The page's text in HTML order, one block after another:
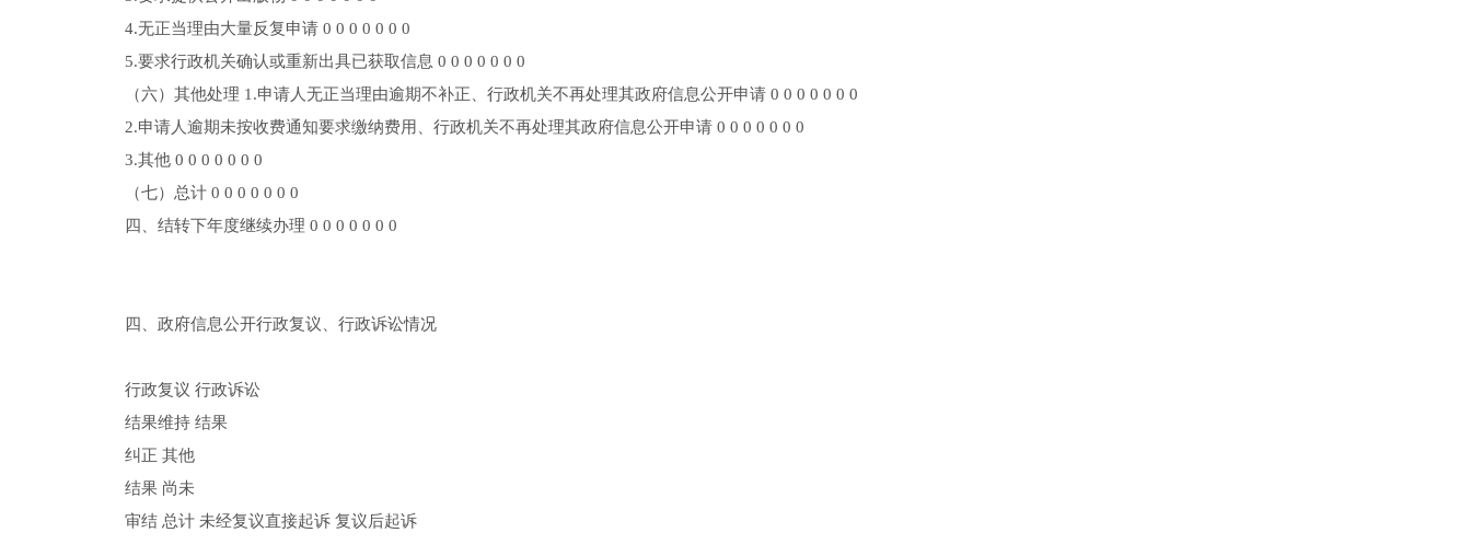
4.无正当理由大量反复申请 0 0 0 0 0 0 0
5.要求行政机关确认或重新出具已获取信息 0 0 0 0 0 0 0
（六）其他处理 1.申请人无正当理由逾期不补正、行政机关不再处理其政府信息公开申请 0 0 0 0 0 0 0
2.申请人逾期未按收费通知要求缴纳费用、行政机关不再处理其政府信息公开申请 0 0 0 0 0 0 0
3.其他 0 0 0 0 0 0 0
（七）总计 0 0 0 0 0 0 0
四、结转下年度继续办理 0 0 0 0 0 0 0
四、政府信息公开行政复议、行政诉讼情况
行政复议 行政诉讼
结果维持 结果
纠正 其他
结果 尚未
审结 总计 未经复议直接起诉 复议后起诉